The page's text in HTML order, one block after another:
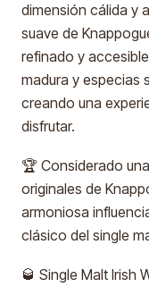
dimensión cálida y
suave de
refinado y
madura y especias
creando una
disfrutar.
🏆 Considerado
originales de
armoniosa
clásico del single
🥃 Single Malt Irish